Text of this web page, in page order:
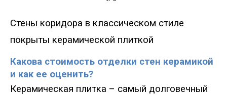
Стены коридора в классическом стиле
покрыты керамической плиткой
Какова стоимость отделки стен керамикой
и как ее оценить?
Керамическая плитка – самый долговечный